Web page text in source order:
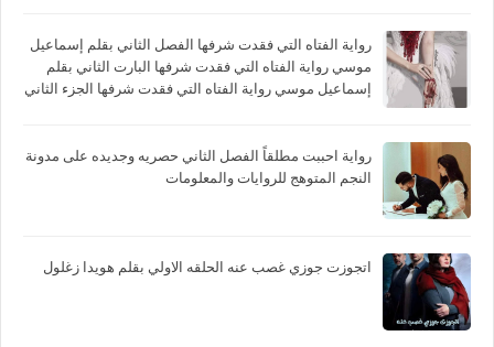
رواية الفتاه التي فقدت شرفها الفصل الثاني بقلم إسماعيل
موسي رواية الفتاه التي فقدت شرفها البارت الثاني بقلم
إسماعيل موسي رواية الفتاه التي فقدت شرفها الجزء الثاني
رواية احببت مطلقاً الفصل الثاني حصريه وجديده على مدونة
النجم المتوهج للروايات والمعلومات
اتجوزت جوزي غصب عنه الحلقه الاولي بقلم هويدا زغلول